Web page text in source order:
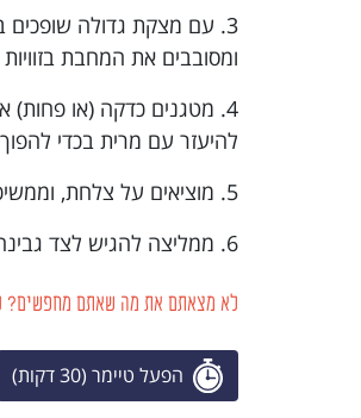
3. עם מצקת גדולה שופכים בעדינות מהעיסה למרכז המחבת.
ומסובבים את המחבת
4. מטגנים כדקה (או פחות) או עד שמתגבש בועיות קלות ויש הזהבה ממש קלה בצד התחתון.
להיעזר עם מרית בכדי להפוך את
5. מוציאים על צלחת, וממשיכים הלאה עם שאר העיסה.
6. ממליצה להגיש לצד גבינה לבנה וסלט ירקות.
לא מצאתם את מה שאתם מחפשים?
הפעל טיימר (30 דקות)